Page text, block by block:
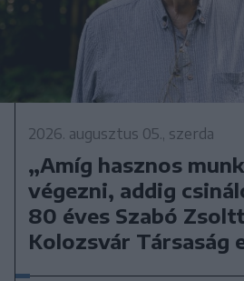
2026. augusztus 05., szerda
„Amíg hasznos
végezni, addig
80 éves Szabó
Kolozsvár Társaság